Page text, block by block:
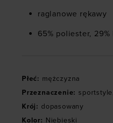
raglanowe rękawy
65% poliester, 29%
Płeć: mężczyzna
Przeznaczenie: sportstyle
Krój: dopasowany
Kolor: Niebieski